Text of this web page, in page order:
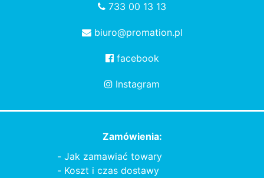
733 00 13 13
biuro@promation.pl
facebook
Instagram
Zamówienia:
Jak zamawiać towary
Koszt i czas dostawy